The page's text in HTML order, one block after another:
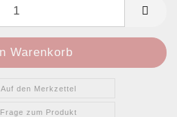
Auf den Merkzettel
Frage zum Produkt